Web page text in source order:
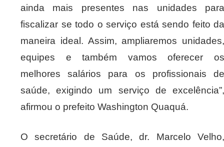
ainda mais presentes nas unidades para
fiscalizar se todo o serviço está sendo feito da
maneira ideal. Assim, ampliaremos unidades,
equipes e também vamos oferecer os
melhores salários para os profissionais de
saúde, exigindo um serviço de excelência”,
afirmou o prefeito Washington Quaquá.
O secretário de Saúde, dr. Marcelo Velho,